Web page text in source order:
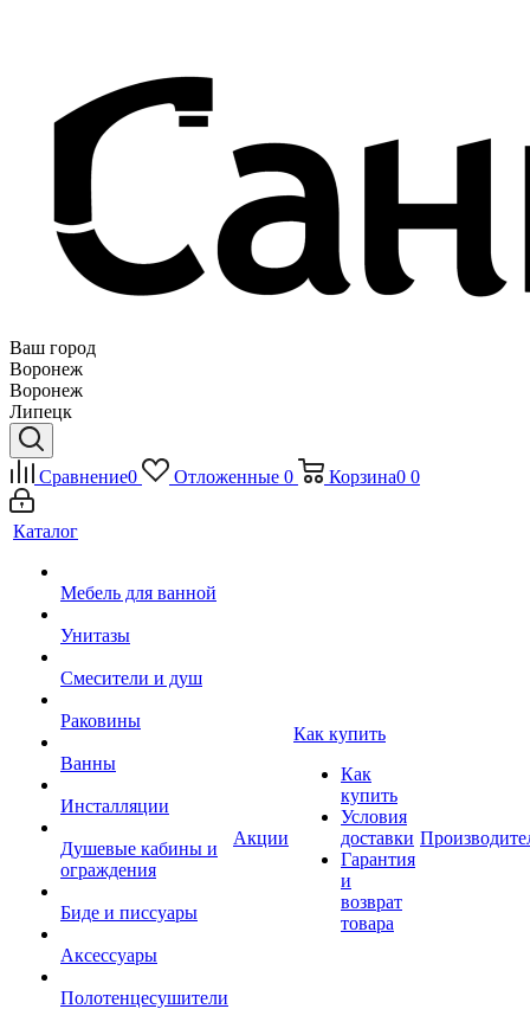
Ваш город
Воронеж
Воронеж
Липецк
Сравнение0 Отложенные 0 Корзина0 0
Каталог
Мебель для ванной
Унитазы
Смесители и душ
Раковины
Ванны
Инсталляции
Душевые кабины и
ограждения
Биде и писсуары
Аксессуары
Полотенцесушители
Акции
Как купить
Как
купить
Условия
доставки
Гарантия
и
возврат
товара